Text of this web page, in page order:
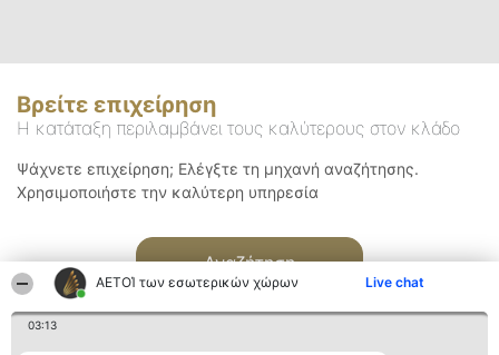
ΑΕΤΟΊ των εσωτερικών χώρων Live chat
03:13
Βρείτε επιχείρηση
Η κατάταξη περιλαμβάνει τους καλύτερους στον κλάδο
Ψάχνετε επιχείρηση; Ελέγξτε τη μηχανή αναζήτησης.
Χρησιμοποιήστε την καλύτερη υπηρεσία
Αναζήτηση